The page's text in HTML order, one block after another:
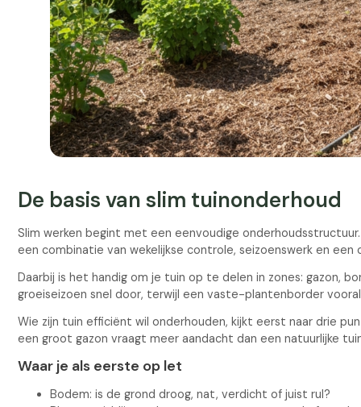
De basis van slim tuinonderhoud
Slim werken begint met een eenvoudige
een combinatie van wekelijkse controle, seizoenswerk en
Daarbij is het handig om je tuin op te delen in zones: gazon,
groeiseizoen snel door, terwijl een vaste-plantenborder
Wie zijn tuin efficiënt wil onderhouden, kijkt eerst naar drie
een groot gazon vraagt meer aandacht dan een natuurlijke
Waar je als eerste op let
Bodem: is de grond droog, nat, verdicht of juist rul?